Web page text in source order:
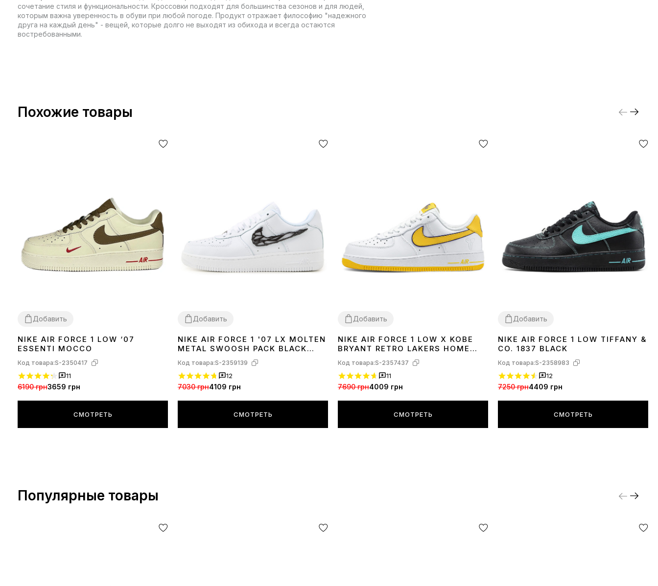
сочетание стиля и функциональности. Кроссовки подходят для большинства сезонов и для людей,
которым важна уверенность в обуви при любой погоде. Продукт отражает философию "надежного
друга на каждый день" - вещей, которые долго не выходят из обихода и всегда остаются
востребованными.
Похожие товары
Добавить
3637 4144
NIKE AIR FORCE 1 LOW ‘07
ESSENTI MOCCO
Код товара:S-2350417
11
6190 грн3659 грн
СМОТРЕТЬ
Добавить
3637 38 39 40414344 45
NIKE AIR FORCE 1 '07 LX MOLTEN
METAL SWOOSH PACK BLACK
Код товара:S-2359139
12
7030 грн4109 грн
СМОТРЕТЬ
Добавить
4041 4243 44
NIKE AIR FORCE 1 LOW X KOBE
BRYANT RETRO LAKERS HOME
Код товара:S-2357437
11
7690 грн4009 грн
СМОТРЕТЬ
Добавить
3637 40 41 4445
NIKE AIR FORCE 1 LOW TIFFANY &
CO. 1837 BLACK
Код товара:S-2358983
12
7250 грн4409 грн
СМОТРЕТЬ
Популярные товары